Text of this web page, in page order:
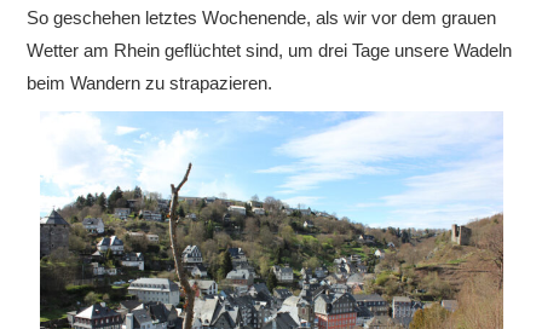
So geschehen letztes Wochenende, als wir vor dem grauen
Wetter am Rhein geflüchtet sind, um drei Tage unsere Wadeln
beim Wandern zu strapazieren.